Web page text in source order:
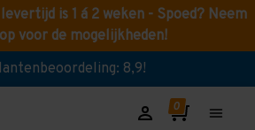
is 1 á 2 weken - Spoed? Neem
voor de mogelijkheden!
8,9!